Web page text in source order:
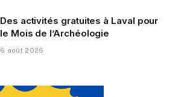
Des activités gratuites à Laval pour
le Mois de l’Archéologie
6 août 2026